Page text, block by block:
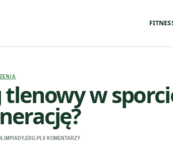
tlenowy w
0 KOMENTARZY